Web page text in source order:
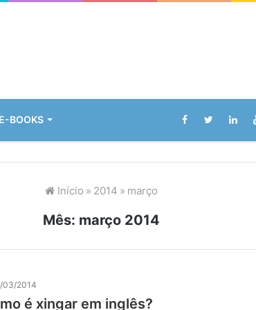
E-BOOKS
Início » 2014 » março
Mês: março 2014
03/2014
é xingar em inglês?